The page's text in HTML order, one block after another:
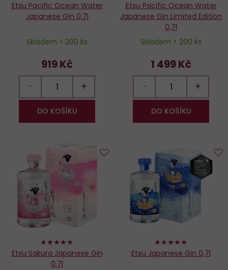
Etsu Pacific Ocean Water
Japanese Gin 0,7l
Skladem > 200 ks
919 Kč
− +
DO KOŠÍKU
Etsu Pacific Ocean Water
Japanese Gin Limited Edition
0,7l
Skladem > 200 ks
1 499 Kč
− +
DO KOŠÍKU
100%
Etsu Sakura Japanese Gin
0,7l
oblíbených
100%
Etsu Japanese Gin 0,7l